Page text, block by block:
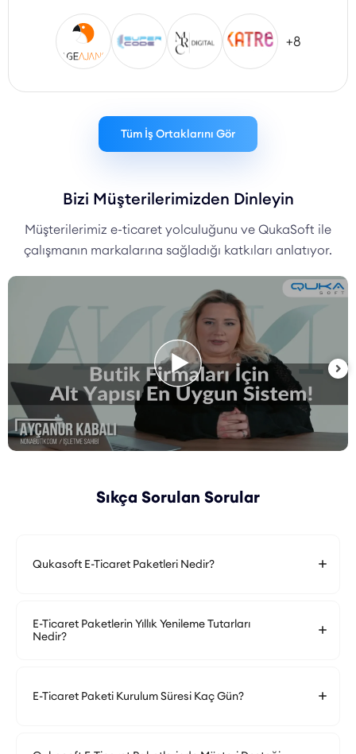
+8
Tüm İş Ortaklarını Gör
Bizi Müşterilerimizden Dinleyin
Müşterilerimiz e-ticaret yolculuğunu ve QukaSoft ile
çalışmanın markalarına sağladığı katkıları anlatıyor.
Sıkça Sorulan Sorular
Qukasoft E-Ticaret Paketleri Nedir?
E-Ticaret Paketlerin Yıllık Yenileme Tutarları
Nedir?
E-Ticaret Paketi Kurulum Süresi Kaç Gün?